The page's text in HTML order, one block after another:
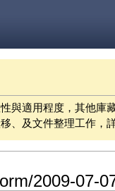
與適用程度，其他庫
、及文件整理工作，
2009-07-